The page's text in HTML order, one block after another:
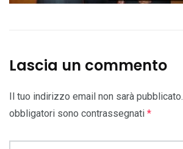
Lascia un commento
Il tuo indirizzo email non sarà pubblicato.
obbligatori sono contrassegnati *